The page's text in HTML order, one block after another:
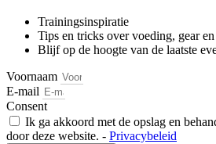
Trainingsinspiratie
Tips en tricks over voeding, gear en
Blijf op de hoogte van de laatste
Voornaam
E-mail
Consent
Ik ga akkoord met de opslag en
door deze website. - Privacybeleid